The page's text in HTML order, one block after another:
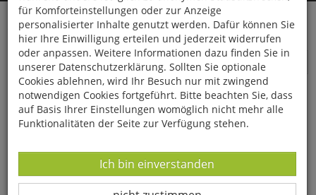
Startseite Bücher Pädagogik
Pädagogik
für Komforteinstellungen oder zur Anzeige
personalisierter Inhalte genutzt werden. Dafür können Sie
hier Ihre Einwilligung erteilen und jederzeit widerrufen
oder anpassen. Weitere Informationen dazu finden Sie in
unserer Datenschutzerklärung. Sollten Sie optionale
Cookies ablehnen, wird Ihr Besuch nur mit zwingend
notwendigen Cookies fortgeführt. Bitte beachten Sie, dass
auf Basis Ihrer Einstellungen womöglich nicht mehr alle
Funktionalitäten der Seite zur Verfügung stehen.
Datenverarbeitung -
Ich bin einverstanden